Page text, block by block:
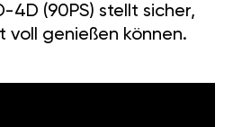
4D (90PS) stellt sicher,
voll genießen können.